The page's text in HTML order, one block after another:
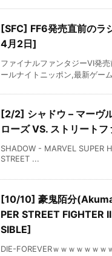
[SFC] FF6発売直前の
4月2日]
ファイナルファンタジーVI発
ールナイトニッポン,最新ゲー
[2/2] シャドウ – マーヴ
ローズ VS. ストリートフ
SHADOW - MARVEL SUPER
STREET ...
[10/10] 豪鬼陌分
PER STREET FIGHTER
SIBLE]
DIE-FOREVERｗｗｗｗｗｗｗ